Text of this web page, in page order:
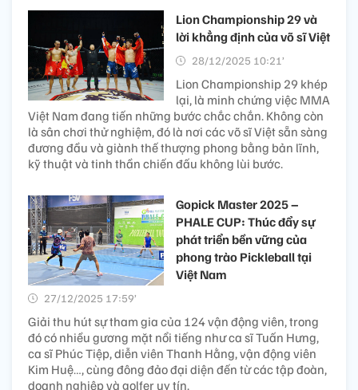
Lion Championship 29 và
lời khẳng định của võ sĩ Việt
28/12/2025 10:21’
Lion Championship 29 khép
lại, là minh chứng việc MMA
Việt Nam đang tiến những bước chắc chắn. Không còn
là sân chơi thử nghiệm, đó là nơi các võ sĩ Việt sẵn sàng
đương đầu và giành thế thượng phong bằng bản lĩnh,
kỹ thuật và tinh thần chiến đấu không lùi bước.
Gopick Master 2025 –
PHALE CUP: Thúc đẩy sự
phát triển bền vững của
phong trào Pickleball tại
Việt Nam
27/12/2025 17:59’
Giải thu hút sự tham gia của 124 vận động viên, trong
đó có nhiều gương mặt nổi tiếng như ca sĩ Tuấn Hưng,
ca sĩ Phúc Tiệp, diễn viên Thanh Hằng, vận động viên
Kim Huệ…, cùng đông đảo đại diện đến từ các tập đoàn,
doanh nghiệp và golfer uy tín.